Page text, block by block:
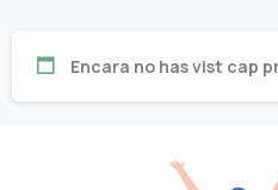
Encara no has vist cap